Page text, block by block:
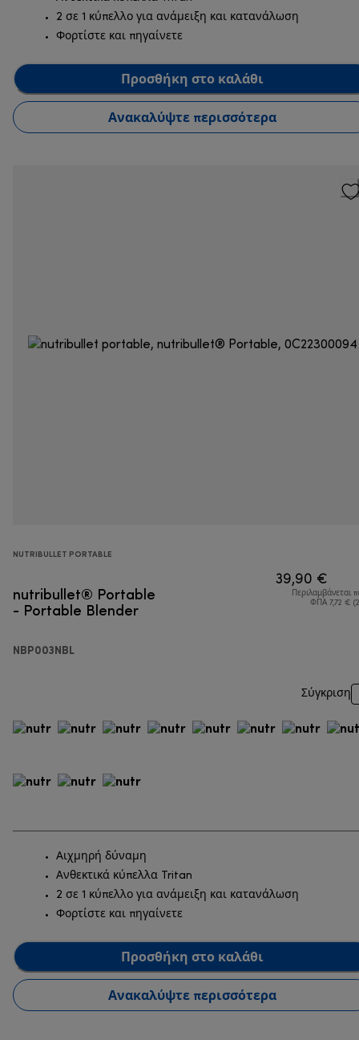
2 σε 1 κύπελλο για ανάμειξη και κατανάλωση
Φορτίστε και πηγαίνετε
Προσθήκη στο καλάθι
Ανακαλύψτε περισσότερα
NUTRIBULLET PORTABLE
nutribullet® Portable
- Portable Blender
NBP003NBL
39,90 €
Περιλαμβάνεται
ΦΠΑ 7,72 €
Σύγκριση
Αιχμηρή δύναμη
Aνθεκτικά κύπελλα Tritan
2 σε 1 κύπελλο για ανάμειξη και κατανάλωση
Φορτίστε και πηγαίνετε
Προσθήκη στο καλάθι
Ανακαλύψτε περισσότερα